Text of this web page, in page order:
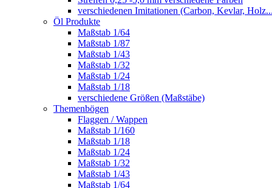
verschiedenen Imitationen (Carbon, Kevlar,
Öl Produkte
Maßstab 1/64
Maßstab 1/87
Maßstab 1/43
Maßstab 1/32
Maßstab 1/24
Maßstab 1/18
verschiedene Größen (Maßstäbe)
Themenbögen
Flaggen / Wappen
Maßstab 1/160
Maßstab 1/18
Maßstab 1/24
Maßstab 1/32
Maßstab 1/43
Maßstab 1/64